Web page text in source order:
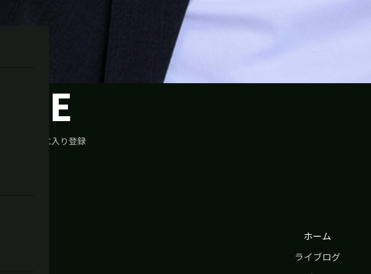
TEE
人のお気に入り登録
ホーム
ライブログ